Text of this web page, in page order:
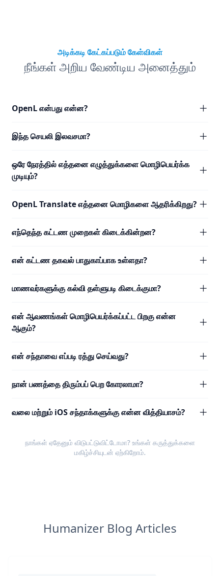
அடிக்கடி கேட்கப்படும் கேள்விகள்
நீங்கள் அறிய வேண்டிய அனைத்தும்
OpenL என்பது என்ன?
இந்த செயலி இலவசமா?
ஒரே நேரத்தில் எத்தனை எழுத்துக்களை மொழிபெயர்க்க
முடியும்?
OpenL Translate எத்தனை மொழிகளை ஆதரிக்கிறது?
எந்தெந்த கட்டண முறைகள் கிடைக்கின்றன?
என் கட்டண தகவல் பாதுகாப்பாக உள்ளதா?
மாணவர்களுக்கு கல்வி தள்ளுபடி கிடைக்குமா?
என் ஆவணங்கள் மொழிபெயர்க்கப்பட்ட பிறகு என்ன
ஆகும்?
என் சந்தாவை எப்படி ரத்து செய்வது?
நான் பணத்தை திரும்பப் பெற கோரலாமா?
வலை மற்றும் iOS சந்தாக்களுக்கு என்ன வித்தியாசம்?
நாங்கள் ஏதேனும் விடுபட்டுவிட்டோமா? உங்கள் கருத்துக்களை
மகிழ்ச்சியுடன் ஏற்கிறோம்.
Humanizer Blog Articles